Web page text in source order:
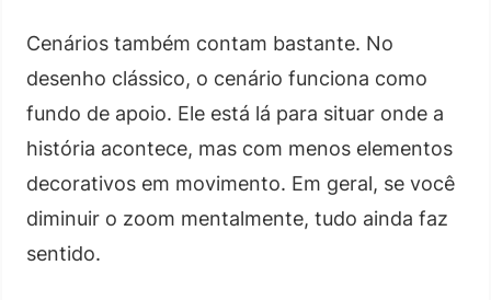
Cenários também contam bastante. No
desenho clássico, o cenário funciona como
fundo de apoio. Ele está lá para situar onde a
história acontece, mas com menos elementos
decorativos em movimento. Em geral, se você
diminuir o zoom mentalmente, tudo ainda faz
sentido.